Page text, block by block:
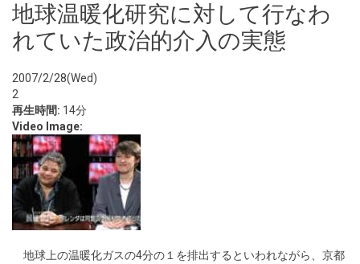
地球温暖化研究に対して行なわ
れていた政治的介入の実態
2007/2/28(Wed)
2
再生時間: 14分
Video Image:
地球上の温暖化ガスの4分の１を排出するといわれながら、京都